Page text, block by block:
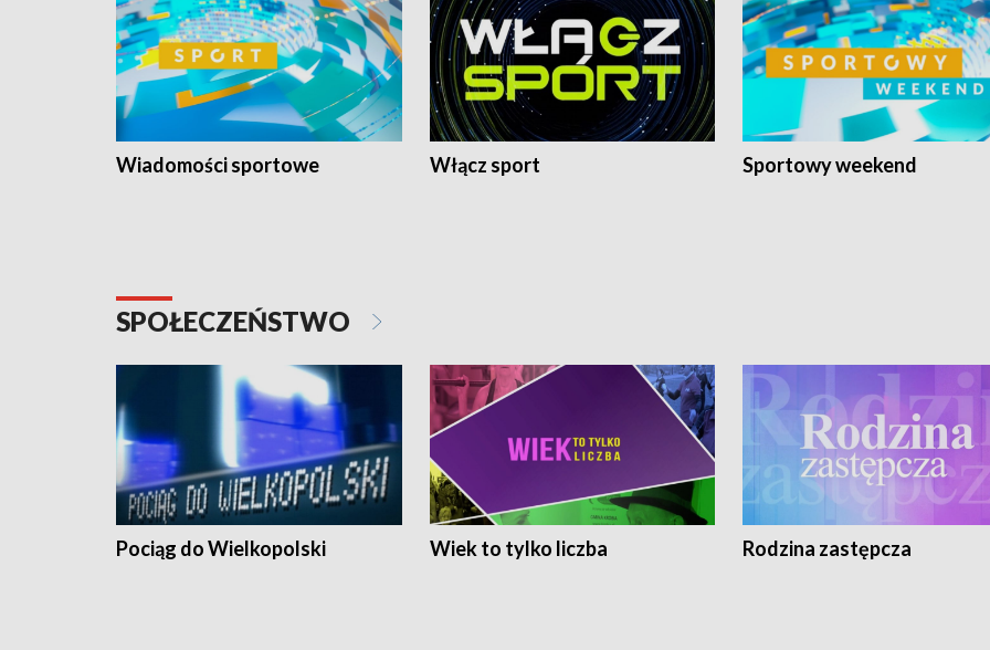
Wiadomości sportowe Włącz sport Sportowy weekend
SPOŁECZEŃSTWO
Pociąg do Wielkopolski Wiek to tylko liczba Rodzina zastępcza